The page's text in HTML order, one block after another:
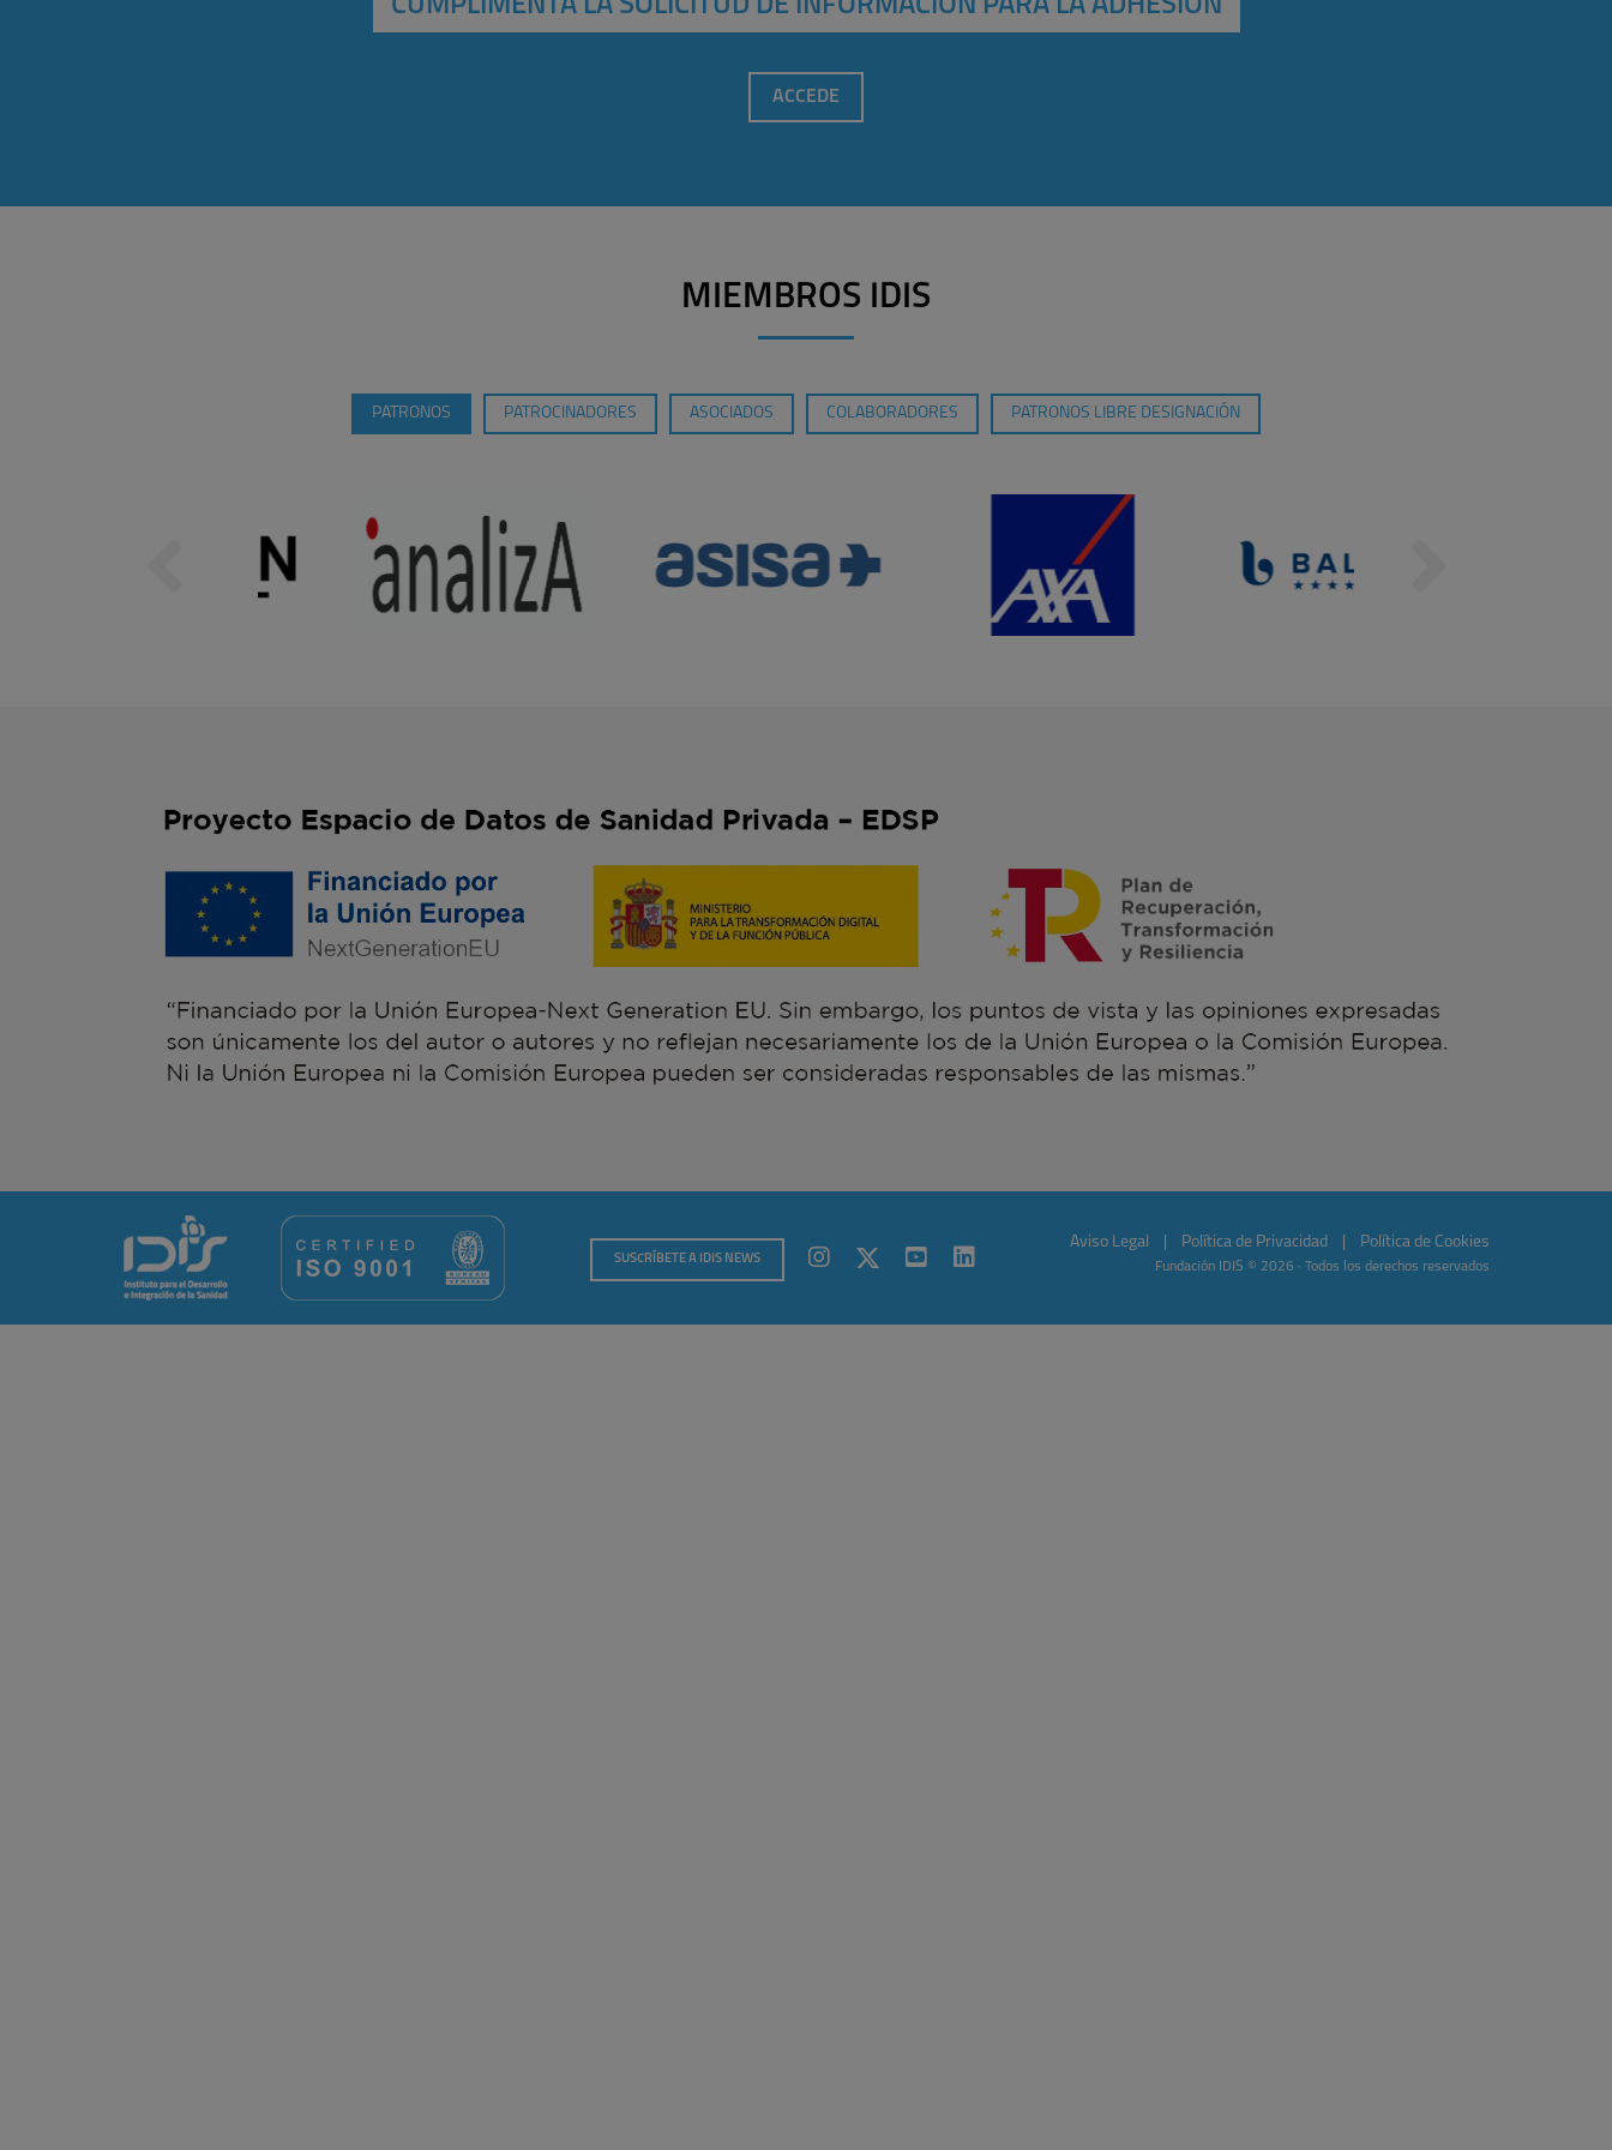
CUMPLIMENTA LA SOLICITUD DE INFORMACIÓN PARA LA ADHESIÓN
ACCEDE
MIEMBROS IDIS
PATRONOS PATROCINADORES ASOCIADOS COLABORADORES PATRONOS LIBRE DESIGNACIÓN
SUSCRÍBETE A IDIS NEWS
Aviso Legal Política de Privacidad Política de Cookies
Fundación IDIS © 2026 · Todos los derechos reservados